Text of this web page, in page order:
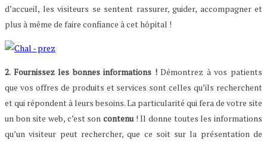
d’accueil, les visiteurs se sentent rassurer, guider, accompagner et
plus à même de faire confiance à cet hôpital !
2. Fournissez les bonnes informations !Démontrez à vos patients
que vos offres de produits et services sont celles qu’ils recherchent
et qui répondent à leurs besoins. La particularité qui fera de votre site
un bon site web, c’est son contenu ! Il donne toutes les informations
qu’un visiteur peut rechercher, que ce soit sur la présentation de